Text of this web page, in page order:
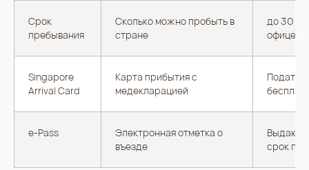
Срок
пребывания
Сколько можно пробыть в
стране
до 30
офицер
Singapore
Arrival Card
Карта прибытия с
медекларацией
Подать
e-Pass
Электронная отметка о
въезде
Выдают
срок